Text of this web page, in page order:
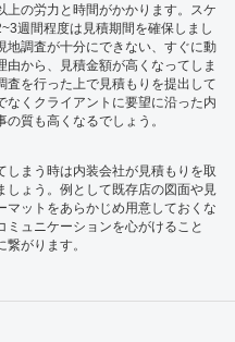
上の労力と時間がかかります。スケ
週間程度は見積期間を確保しまし
地調査が十分にできない、すぐに動
から、見積金額が高くなってしま
査を行った上で見積もりを提出して
なくクライアントに要望に沿った内
質も高くなるでしょう。
しまう時は内装会社が見積もりを取
ょう。例として既存店の図面や見
ットをあらかじめ用意しておくな
ミュニケーションを心がけること
がります。